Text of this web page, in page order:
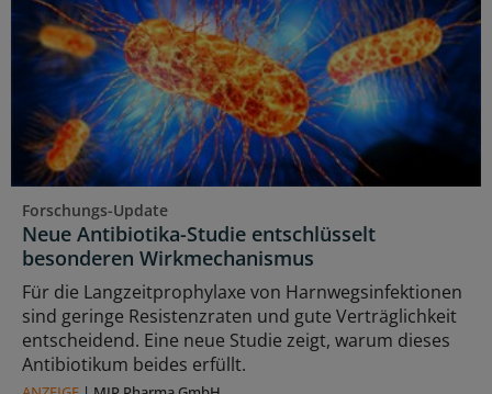
Forschungs-Update
Neue Antibiotika-Studie entschlüsselt
besonderen Wirkmechanismus
Für die Langzeitprophylaxe von Harnwegsinfektionen
sind geringe Resistenzraten und gute Verträglichkeit
entscheidend. Eine neue Studie zeigt, warum dieses
Antibiotikum beides erfüllt.